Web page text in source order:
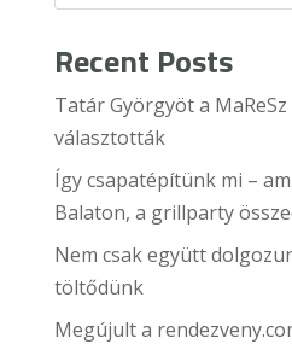
Recent Posts
Tatár Györgyöt a
választották
Így csapatépítünk mi –
Balaton, a grillparty
Nem csak együtt
töltődünk
Megújult a